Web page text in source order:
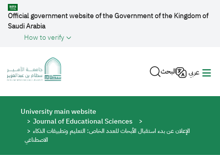
Skip to main content
Official government website of the Government of the Kingdom of
Saudi Arabia
How to verify
البحث عربي
Breadcrumb
University main website
Journal of Educational Sciences
الإعلان عن بدء استقبال الأبحاث للعدد الخاص: التعليم وتطبيقات الذكاء
الاصطناعي